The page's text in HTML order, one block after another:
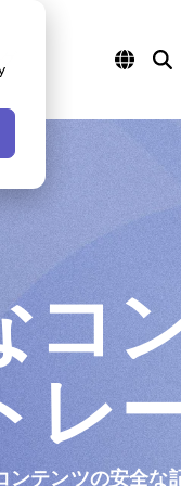
トスケーリ
公
防衛
公
コ
レ
テンツの安全な